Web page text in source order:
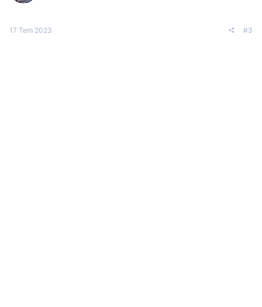
17 Tem 2023 #3